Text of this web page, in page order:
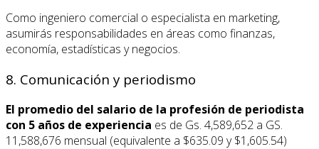
Como ingeniero comercial o especialista en marketing,
asumirás responsabilidades en áreas como finanzas,
economía, estadísticas y negocios.
8. Comunicación y periodismo
El promedio del salario de la profesión de periodista
con 5 años de experiencia es de Gs. 4,589,652 a GS.
11,588,676 mensual (equivalente a $635.09 y $1,605.54)